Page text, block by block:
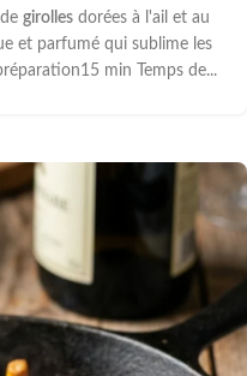
girollesdorées à l'ail et au
et parfumé qui sublime les
min Temps de...